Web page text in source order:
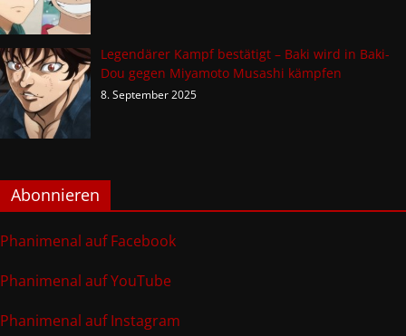
Legendärer Kampf bestätigt – Baki wird in Baki-
Dou gegen Miyamoto Musashi kämpfen
8. September 2025
Abonnieren
Phanimenal auf Facebook
Phanimenal auf YouTube
Phanimenal auf Instagram